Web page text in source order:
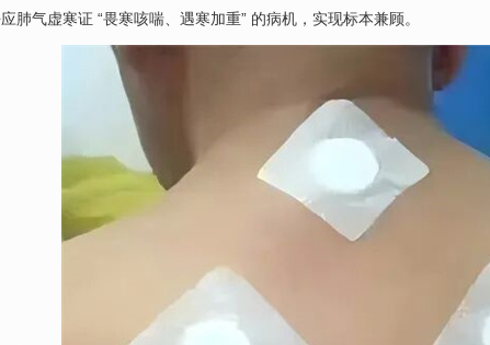
肺气虚寒证 “畏寒咳喘、遇寒加重” 的病机，实现标本兼顾。